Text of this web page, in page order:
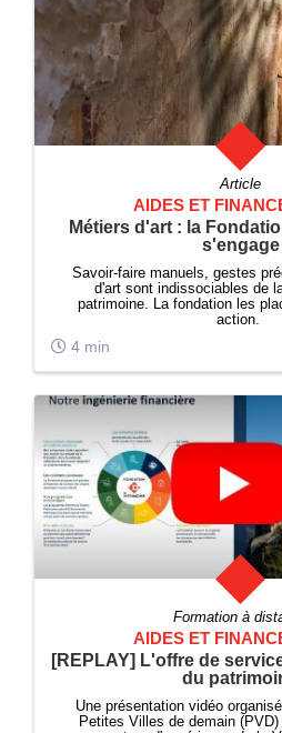
Article
AIDES ET
Métiers d'art : la
s'engage
Savoir-faire manuels, gestes
d'art sont indissociables de
patrimoine. La fondation les
action.
4 min
Formation à
AIDES ET
[REPLAY] L'offre de
du
Une présentation vidéo
Petites Villes de demain